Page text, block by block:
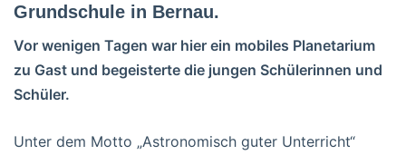
Grundschule in Bernau.
Vor wenigen Tagen war hier ein mobiles Planetarium
zu Gast und begeisterte die jungen Schülerinnen und
Schüler.
Unter dem Motto „Astronomisch guter Unterricht“